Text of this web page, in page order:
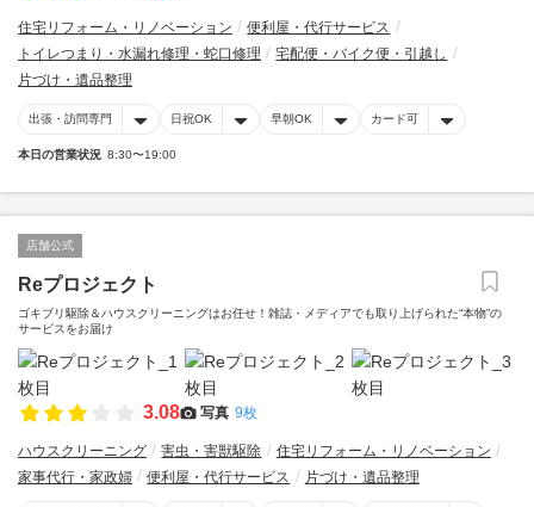
住宅リフォーム・リノベーション
便利屋・代行サービス
トイレつまり・水漏れ修理・蛇口修理
宅配便・バイク便・引越し
片づけ・遺品整理
出張・訪問専門 日祝OK 早朝OK カード可
本日の営業状況 8:30〜19:00
店舗公式
Reプロジェクト
ゴキブリ駆除＆ハウスクリーニングはお任せ！雑誌・メディアでも取り上げられた“本物”の
サービスをお届け
3.08 写真 9枚
ハウスクリーニング 害虫・害獣駆除
住宅リフォーム・リノベーション
家事代行・家政婦
便利屋・代行サービス 片づけ・遺品整理